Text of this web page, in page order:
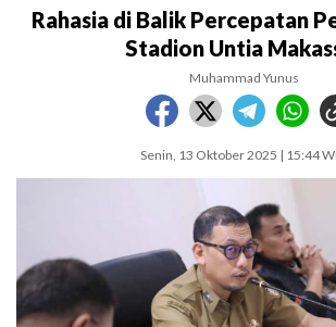
Rahasia di Balik Percepatan
Stadion Untia
Muhammad Yunus
Senin, 13 Oktober 2025 | 15:44